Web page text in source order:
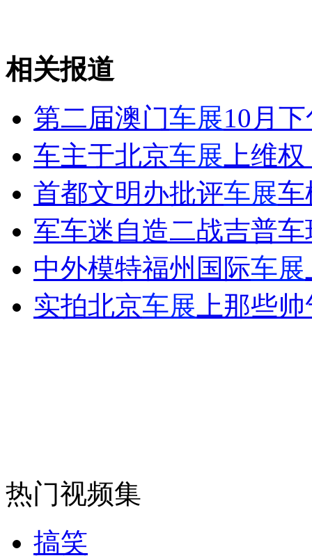
安徽一实载49人客车翻车
走！跟着总书记去植树
消防员救轻生者 花炮节热闹非凡 减压"枕头大战"
相关报道
第二届澳门车展10月
车主于北京车展 上维
首都文明办批评车展车
军车迷自造二战吉普
中外模特福州国际车展
实拍北京车展 上那些
热门视频集
搞笑